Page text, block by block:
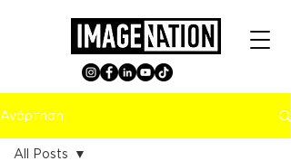
Ανάρτηση
All Posts